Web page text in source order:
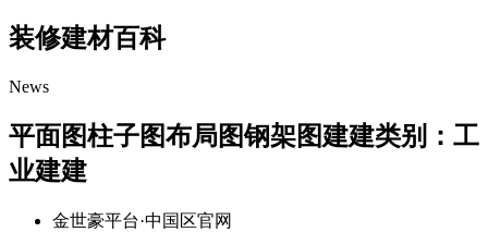
装修建材百科
News
平面图柱子图布局图钢架图建建类别：工
业建建
金世豪平台·中国区官网